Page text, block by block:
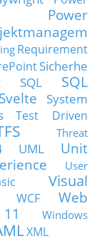
Power
Requirement
Sicherhe
SQL
SQL
Svelte
System
Test Driven
Threat
UML
Unit
User
Visual
WCF
Web
Windows
XML